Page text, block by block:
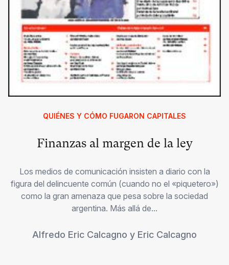
QUIÉNES Y CÓMO FUGARON CAPITALES
Finanzas al margen de la ley
Los medios de comunicación insisten a diario con la
figura del delincuente común (cuando no el «piquetero»)
como la gran amenaza que pesa sobre la sociedad
argentina. Más allá de...
Alfredo Eric Calcagno y Eric Calcagno